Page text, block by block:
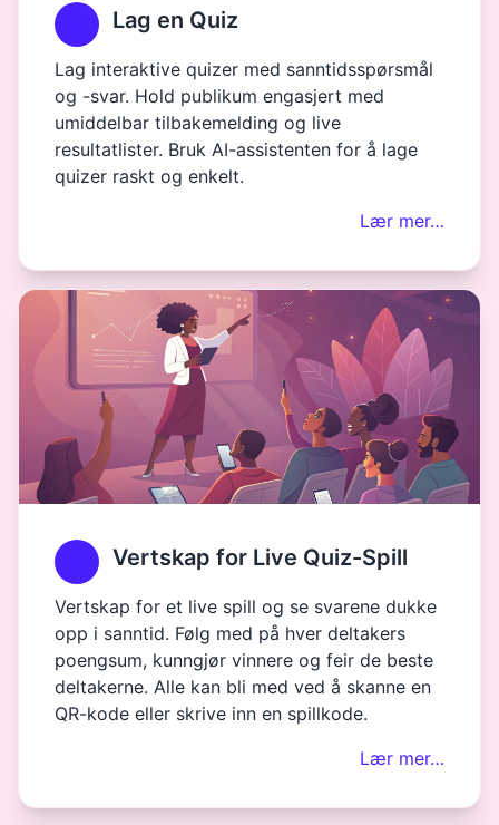
Lag en Quiz
Lag interaktive quizer med sanntidsspørsmål
og -svar. Hold publikum engasjert med
umiddelbar tilbakemelding og live
resultatlister. Bruk AI-assistenten for å lage
quizer raskt og enkelt.
Lær mer…
Vertskap for Live Quiz-Spill
Vertskap for et live spill og se svarene dukke
opp i sanntid. Følg med på hver deltakers
poengsum, kunngjør vinnere og feir de beste
deltakerne. Alle kan bli med ved å skanne en
QR-kode eller skrive inn en spillkode.
Lær mer…